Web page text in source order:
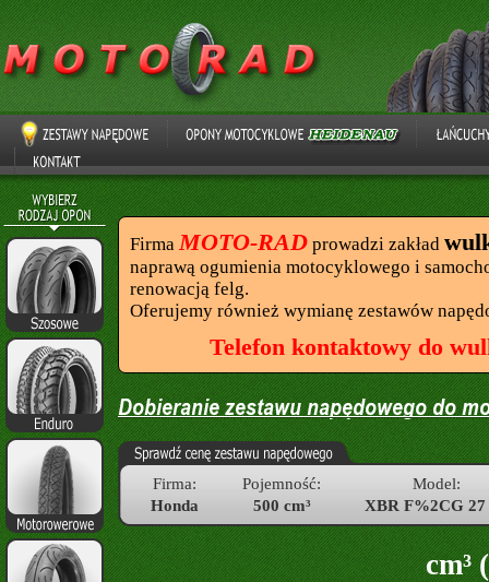
FirmaMOTO-RAD prowadzi zakład
naprawą ogumienia motocyklowego i
renowacją felg.
Oferujemy również wymianę zestawów
Telefon kontaktowy do
Firma:
Honda
Pojemność:
500 cm³
Model:
XBR F%2CG 27
cm³